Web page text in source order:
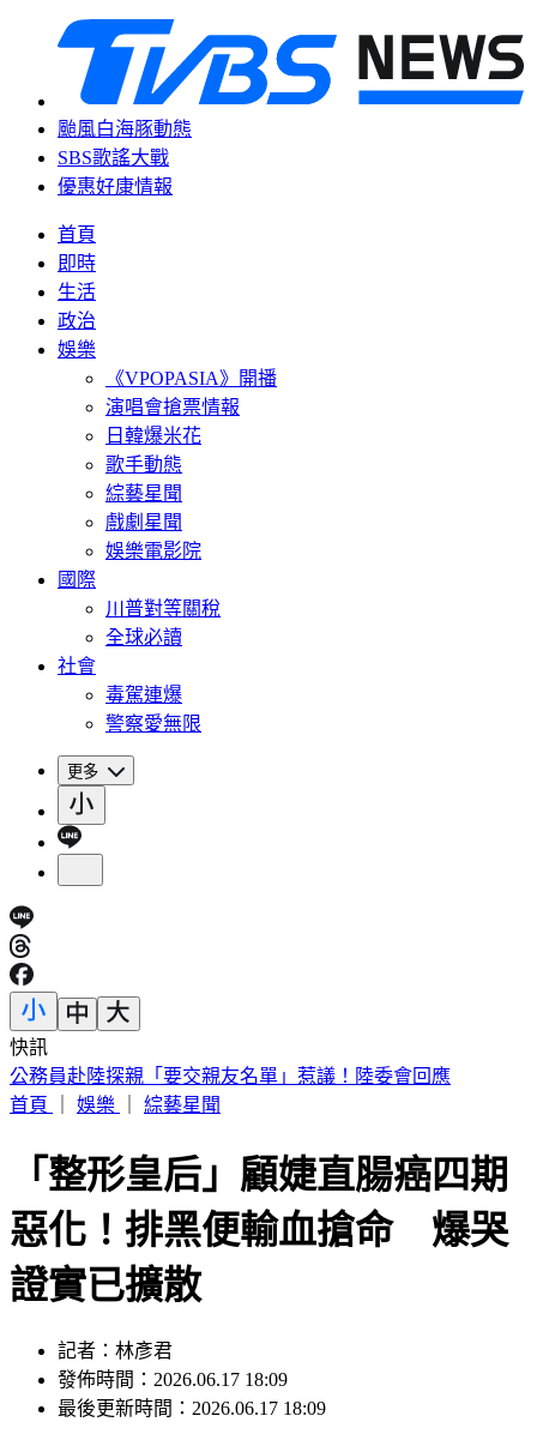
颱風白海豚動態
SBS歌謠大戰
優惠好康情報
首頁
即時
生活
政治
娛樂
《VPOPASIA》開播
演唱會搶票情報
日韓爆米花
歌手動態
綜藝星聞
戲劇星聞
娛樂電影院
國際
川普對等關稅
全球必讀
社會
毒駕連爆
警察愛無限
更多
快訊
王子不倫粿粿慘賠百萬！停工9個月「二度發文」
首頁
娛樂 綜藝星聞
「整形皇后」顧婕直腸癌四期
惡化！排黑便輸血搶命 爆哭
證實已擴散
記者：林彥君
發佈時間：2026.06.17 18:09
最後更新時間：2026.06.17 18:09